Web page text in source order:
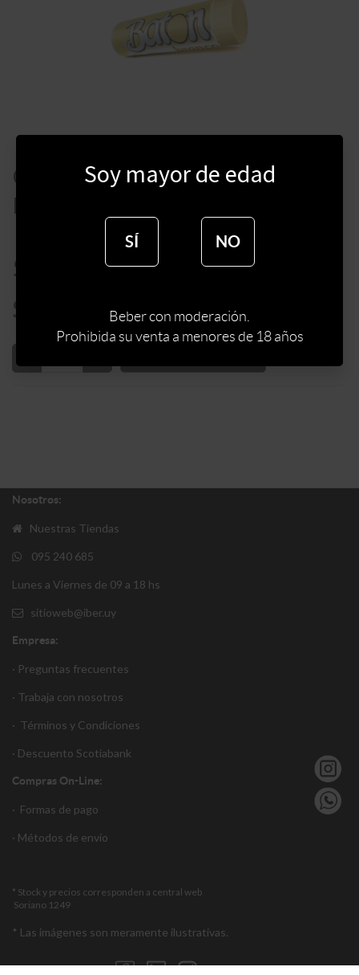
CHOCOLATE BATON BLANCO +
DUO GAROTO
$
$
Nosotros:
Nuestras Tiendas
095 240 685
Lunes a Viernes de 09 a 18 hs
sitioweb@iber.uy
Empresa:
· Preguntas frecuentes
· Trabaja con nosotros
· Términos y Condiciones
· Descuento Scotiabank
Compras On-Line:
· Formas de pago
· Métodos de envío
* Stock y precios corresponden a central web
Soriano 1249
* Las imágenes son meramente ilustrativas.
Encuéntranos en:
Soy mayor de edad
SÍ NO
Beber con moderación.
Prohibida su venta a menores de 18 años